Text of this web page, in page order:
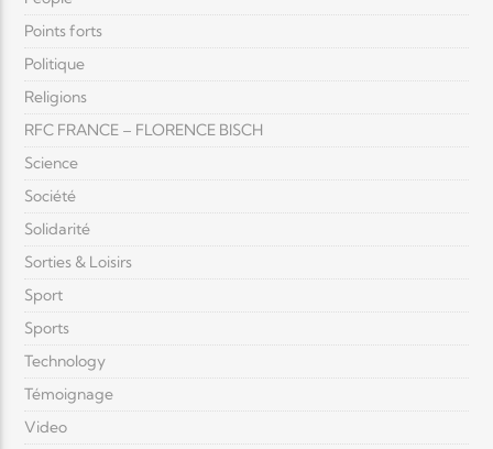
Points forts
Politique
Religions
RFC FRANCE – FLORENCE BISCH
Science
Société
Solidarité
Sorties & Loisirs
Sport
Sports
Technology
Témoignage
Video